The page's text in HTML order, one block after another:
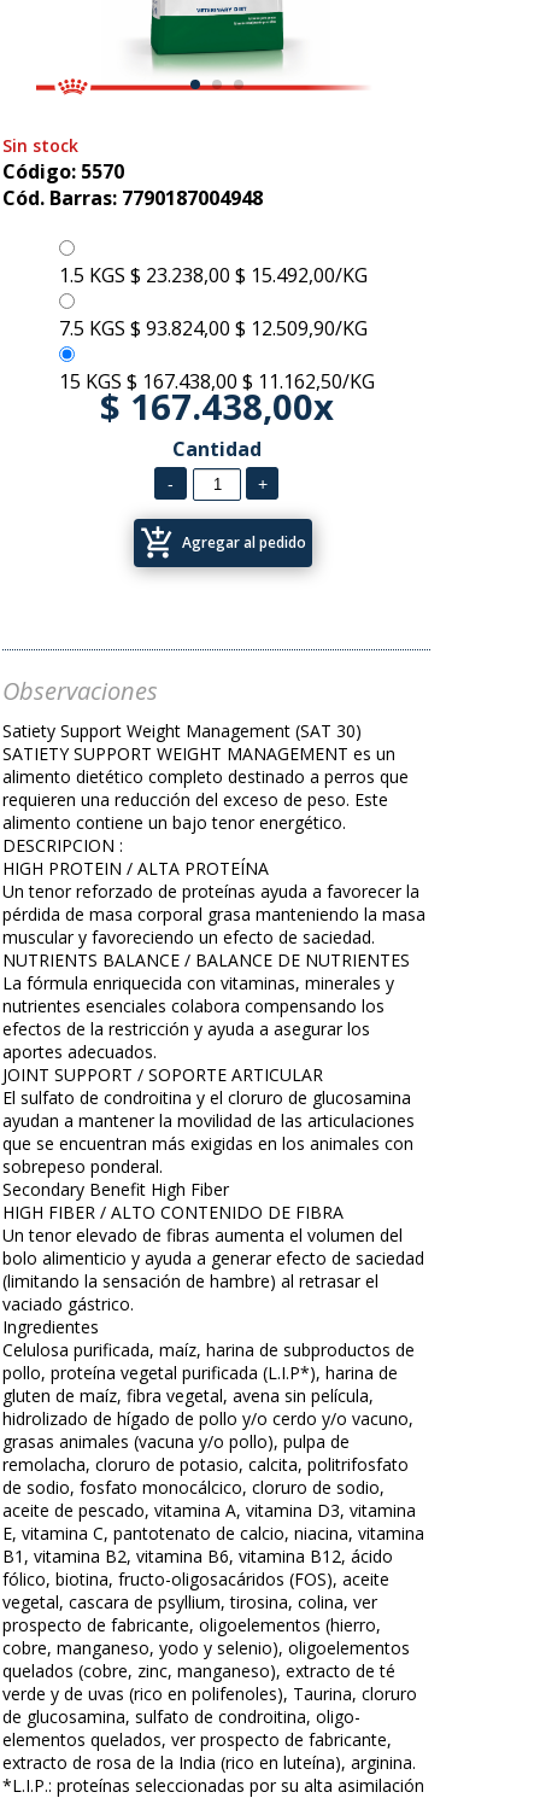
Sin stock
Código: 5570
Cód. Barras: 7790187004948
1.5 KGS $ 23.238,00 $ 15.492,00/KG
7.5 KGS $ 93.824,00 $ 12.509,90/KG
15 KGS $ 167.438,00 $ 11.162,50/KG
$ 167.438,00x
Cantidad
add_shopping_cart Agregar al pedido
Observaciones
Satiety Support Weight Management (SAT 30)
SATIETY SUPPORT WEIGHT MANAGEMENT es un
alimento dietético completo destinado a perros que
requieren una reducción del exceso de peso. Este
alimento contiene un bajo tenor energético.
DESCRIPCION :
HIGH PROTEIN / ALTA PROTEÍNA
Un tenor reforzado de proteínas ayuda a favorecer la
pérdida de masa corporal grasa manteniendo la masa
muscular y favoreciendo un efecto de saciedad.
NUTRIENTS BALANCE / BALANCE DE NUTRIENTES
La fórmula enriquecida con vitaminas, minerales y
nutrientes esenciales colabora compensando los
efectos de la restricción y ayuda a asegurar los
aportes adecuados.
JOINT SUPPORT / SOPORTE ARTICULAR
El sulfato de condroitina y el cloruro de glucosamina
ayudan a mantener la movilidad de las articulaciones
que se encuentran más exigidas en los animales con
sobrepeso ponderal.
Secondary Benefit High Fiber
HIGH FIBER / ALTO CONTENIDO DE FIBRA
Un tenor elevado de fibras aumenta el volumen del
bolo alimenticio y ayuda a generar efecto de saciedad
(limitando la sensación de hambre) al retrasar el
vaciado gástrico.
Ingredientes
Celulosa purificada, maíz, harina de subproductos de
pollo, proteína vegetal purificada (L.I.P*), harina de
gluten de maíz, fibra vegetal, avena sin película,
hidrolizado de hígado de pollo y/o cerdo y/o vacuno,
grasas animales (vacuna y/o pollo), pulpa de
remolacha, cloruro de potasio, calcita, politrifosfato
de sodio, fosfato monocálcico, cloruro de sodio,
aceite de pescado, vitamina A, vitamina D3, vitamina
E, vitamina C, pantotenato de calcio, niacina, vitamina
B1, vitamina B2, vitamina B6, vitamina B12, ácido
fólico, biotina, fructo-oligosacáridos (FOS), aceite
vegetal, cascara de psyllium, tirosina, colina, ver
prospecto de fabricante, oligoelementos (hierro,
cobre, manganeso, yodo y selenio), oligoelementos
quelados (cobre, zinc, manganeso), extracto de té
verde y de uvas (rico en polifenoles), Taurina, cloruro
de glucosamina, sulfato de condroitina, oligo-
elementos quelados, ver prospecto de fabricante,
extracto de rosa de la India (rico en luteína), arginina.
*L.I.P.: proteínas seleccionadas por su alta asimilación